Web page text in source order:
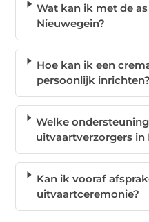
Wat kan ik met de
Nieuwegein?
Hoe kan ik een
persoonlijk inrichten?
Welke
uitvaartverzorgers in
Kan ik vooraf
uitvaartceremonie?